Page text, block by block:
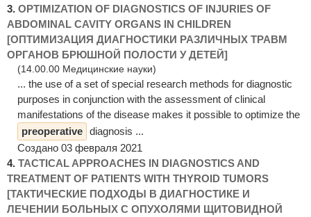
3. OPTIMIZATION OF DIAGNOSTICS OF INJURIES OF
ABDOMINAL CAVITY ORGANS IN CHILDREN
[ОПТИМИЗАЦИЯ ДИАГНОСТИКИ РАЗЛИЧНЫХ ТРАВМ
ОРГАНОВ БРЮШНОЙ ПОЛОСТИ У ДЕТЕЙ]
(14.00.00 Медицинские науки)
... the use of a set of special research methods for diagnostic
purposes in conjunction with the assessment of clinical
manifestations of the disease makes it possible to optimize the
preoperative diagnosis ...
Создано 03 февраля 2021
4. TACTICAL APPROACHES IN DIAGNOSTICS AND
TREATMENT OF PATIENTS WITH THYROID TUMORS
[ТАКТИЧЕСКИЕ ПОДХОДЫ В ДИАГНОСТИКЕ И
ЛЕЧЕНИИ БОЛЬНЫХ С ОПУХОЛЯМИ ЩИТОВИДНОЙ